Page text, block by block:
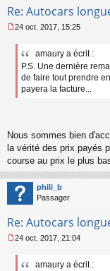
Re: Autocars
e
e
l
u
24 oct. 2017, 15:25
amaury a écrit :
P.S. Une dernière
de faire tout prendre
payera la facture...
Nous sommes bien
la vérité des prix payés
course au prix le plus
phili_b
Passager
Re: Autocars
e
24 oct. 2017, 21:04
amaury a écrit :